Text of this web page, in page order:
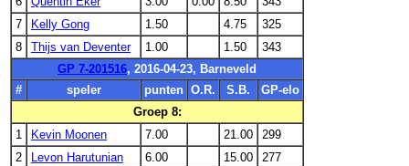
7
Kelly Gong 1.50 4.75
325
8
Thijs van Deventer 1.00 1.50
343
GP 7-201516, 2016-04-23, Barneveld
#
speler punten O.R. S.B.
GP-elo
Groep 8:
1
Kevin Moonen 7.00 21.00
299
2
Levon Harutunian 6.00 15.00
277